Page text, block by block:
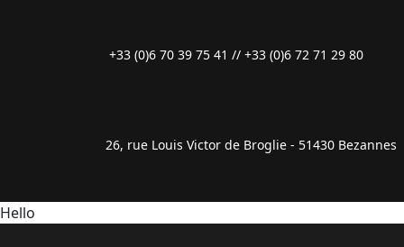
+33 (0)6 70 39 75 41 // +33 (0)6 72 71 29 80
26, rue Louis Victor de Broglie - 51430 Bezannes
Hello